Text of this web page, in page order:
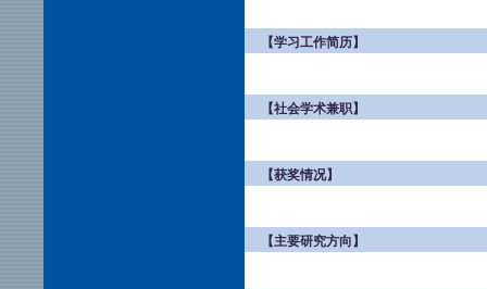
【学习工作简历】
【社会学术兼职】
【获奖情况】
【主要研究方向】